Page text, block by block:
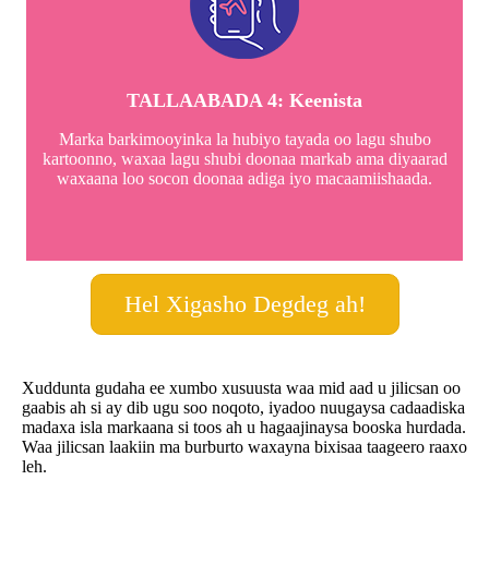
TALLAABADA 4: Keenista
Marka barkimooyinka la hubiyo tayada oo lagu shubo
kartoonno, waxaa lagu shubi doonaa markab ama diyaarad
waxaana loo socon doonaa adiga iyo macaamiishaada.
Hel Xigasho Degdeg ah!
Xuddunta gudaha ee xumbo xusuusta waa mid aad u jilicsan oo
gaabis ah si ay dib ugu soo noqoto, iyadoo nuugaysa cadaadiska
madaxa isla markaana si toos ah u hagaajinaysa booska hurdada.
Waa jilicsan laakiin ma burburto waxayna bixisaa taageero raaxo
leh.